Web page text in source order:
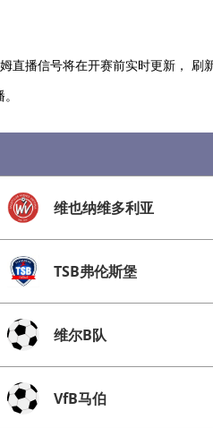
直播信号将在开赛前实时更新， 刷
维也纳维多利亚
TSB弗伦斯堡
维尔B队
VfB马伯